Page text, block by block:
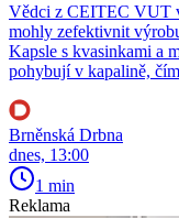
Vědci z CEITEC VUT
mohly zefektivnit
Kapsle s kvasinkami a
pohybují v kapalině,
Brněnská Drbna
dnes, 13:00
1 min
Reklama